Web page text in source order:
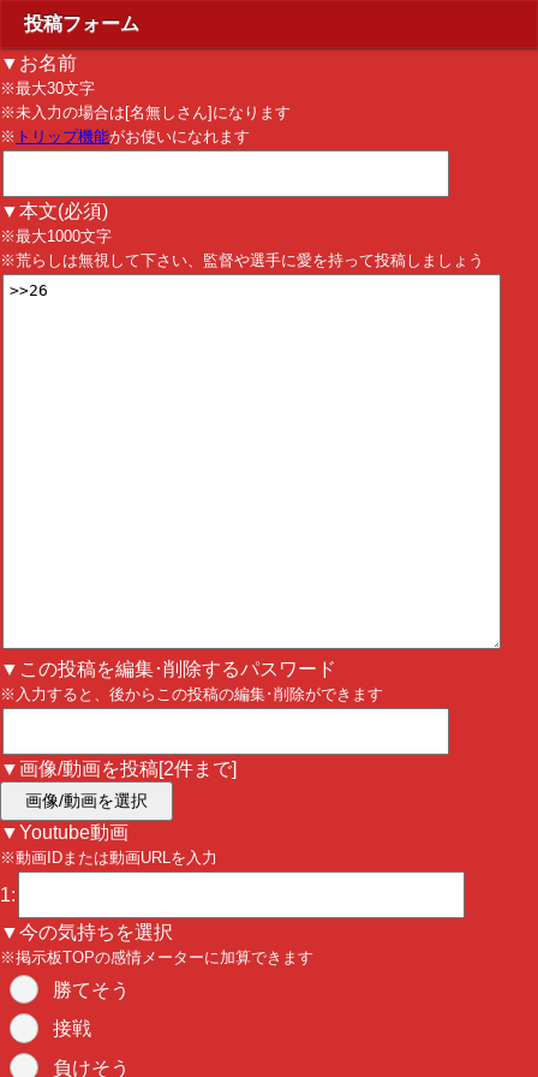
投稿フォーム
▼お名前
※最大30文字
※未入力の場合は[名無しさん]になります
※ トリップ機能がお使いになれます
▼本文(必須)
※最大1000文字
※荒らしは無視して下さい、監督や選手に愛を持って投稿しましょう
▼この投稿を編集･削除するパスワード
※入力すると、後からこの投稿の編集･削除ができます
▼画像/動画を投稿[2件まで]
画像/動画を選択
▼Youtube動画
※動画IDまたは動画URLを入力
1:
▼今の気持ちを選択
※掲示板TOPの感情メーターに加算できます
勝てそう
接戦
負けそう